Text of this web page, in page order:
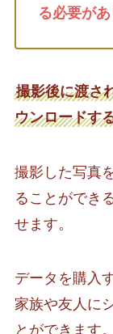
る必要があ
撮影後に渡さ
ウンロードす
撮影した写真
ることができ
せます。
データを購入
家族や友人に
とができます。